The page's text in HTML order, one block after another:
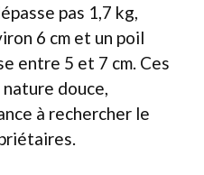
pas 1,7 kg,
6 cm et un poil
entre 5 et 7 cm. Ces
douce,
à rechercher le